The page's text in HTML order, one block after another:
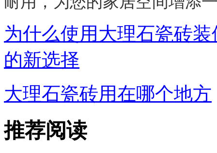
为什么使用大理石瓷砖
的新选择
大理石瓷砖用在哪个地方
推荐阅读